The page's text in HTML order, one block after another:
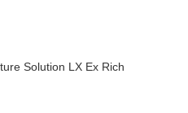
Solution LX Ex Rich